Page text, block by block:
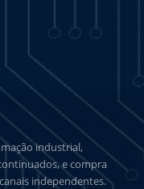
industrial,
e compra
independentes.